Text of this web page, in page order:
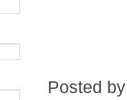
Posted